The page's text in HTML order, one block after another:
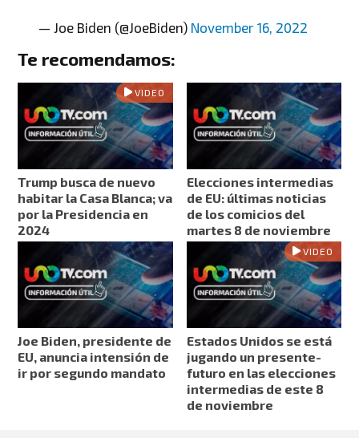
— Joe Biden (@JoeBiden) November 16, 2022
Te recomendamos:
VIDEO
Trump busca de nuevo
habitar la Casa Blanca; va
por la Presidencia en
2024
Elecciones intermedias
de EU: últimas noticias
de los comicios del
martes 8 de noviembre
Joe Biden, presidente de
EU, anuncia intensión de
ir por segundo mandato
VIDEO
Estados Unidos se está
jugando un presente-
futuro en las elecciones
intermedias de este 8
de noviembre